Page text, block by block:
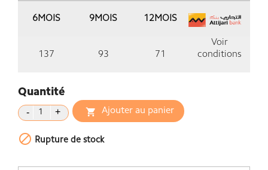
6MOIS 9MOIS 12MOIS
137 93 71
Voir
conditions
Quantité
 Ajouter au panier
 Rupture de stock